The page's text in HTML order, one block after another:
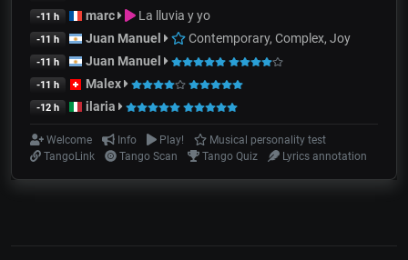
-11 h marc La lluvia y yo
-11 h Juan Manuel Contemporary, Complex, Joy
-11 h Juan Manuel
-11 h Malex
-12 h ilaria
Welcome Info Play!
Musical personality test
TangoLink
Tango Scan Tango Quiz Lyrics annotation